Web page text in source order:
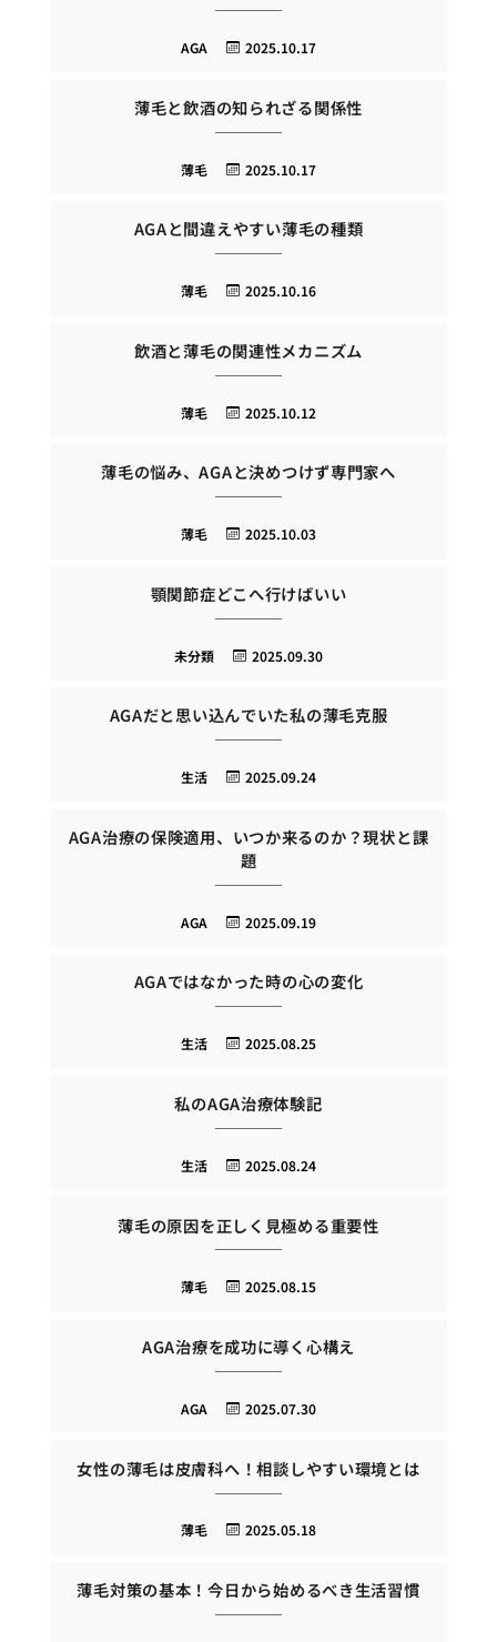
2025.10.17
AGA
薄毛と飲酒の知られざる関係性
2025.10.17
薄毛
AGAと間違えやすい薄毛の種類
2025.10.16
薄毛
飲酒と薄毛の関連性メカニズム
2025.10.12
薄毛
薄毛の悩み、AGAと決めつけず専門家へ
2025.10.03
薄毛
顎関節症どこへ行けばいい
2025.09.30
未分類
AGAだと思い込んでいた私の薄毛克服
2025.09.24
生活
AGA治療の保険適用、いつか来るのか？現状と課
題
2025.09.19
AGA
AGAではなかった時の心の変化
2025.08.25
生活
私のAGA治療体験記
2025.08.24
生活
薄毛の原因を正しく見極める重要性
2025.08.15
薄毛
AGA治療を成功に導く心構え
2025.07.30
AGA
女性の薄毛は皮膚科へ！相談しやすい環境とは
2025.05.18
薄毛
薄毛対策の基本！今日から始めるべき生活習慣